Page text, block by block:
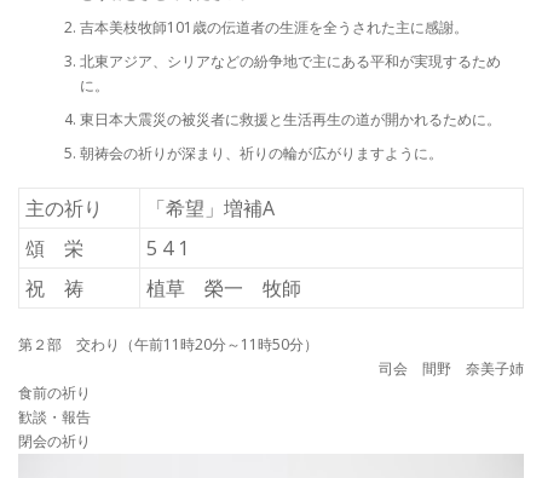
吉本美枝牧師101歳の伝道者の生涯を全うされた主に感謝。
北東アジア、シリアなどの紛争地で主にある平和が実現するため
に。
東日本大震災の被災者に救援と生活再生の道が開かれるために。
朝祷会の祈りが深まり、祈りの輪が広がりますように。
主の祈り
「希望」増補A
頌 栄
5 4 1
祝 祷
植草 榮一 牧師
第２部 交わり（午前11時20分～11時50分）
司会 間野 奈美子姉
食前の祈り
歓談・報告
閉会の祈り